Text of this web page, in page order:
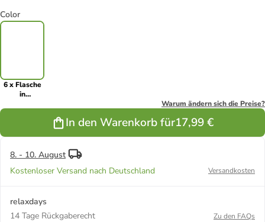
Color
6 x Flasche
in
Warum ändern sich die Preise?
In den Warenkorb für17,99 €
8. - 10. August
Kostenloser Versand nach Deutschland
Versandkosten
relaxdays
14 Tage Rückgaberecht
Zu den FAQs